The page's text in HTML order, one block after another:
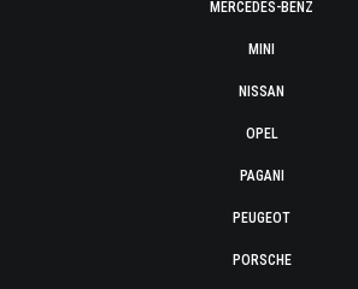
MERCEDES-BENZ
MINI
NISSAN
OPEL
PAGANI
PEUGEOT
PORSCHE